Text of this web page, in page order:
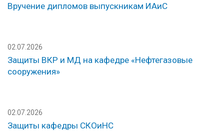
Вручение дипломов выпускникам ИАиС
02.07.2026
Защиты ВКР и МД на кафедре «Нефтегазовые
сооружения»
02.07.2026
Защиты кафедры СКОиНС